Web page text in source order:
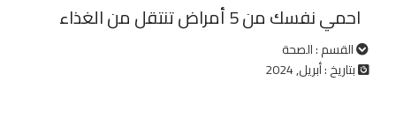
احمي نفسك من 5 أمراض تنتقل من الغذاء
القسم : الصحة
بتاريخ : أبريل, 2024